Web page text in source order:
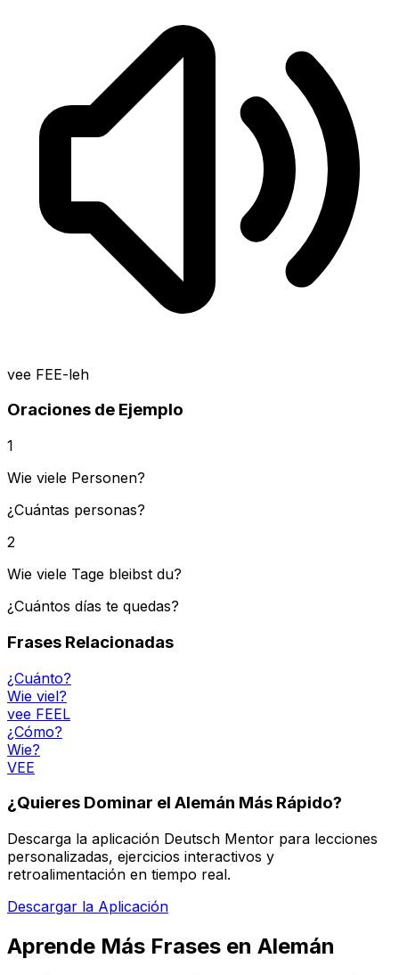
vee FEE-leh
Oraciones de Ejemplo
1
Wie viele Personen?
¿Cuántas personas?
2
Wie viele Tage bleibst du?
¿Cuántos días te quedas?
Frases Relacionadas
¿Cuánto?
Wie viel?
vee FEEL
¿Cómo?
Wie?
VEE
¿Quieres Dominar el Alemán Más Rápido?
Descarga la aplicación Deutsch Mentor para lecciones
personalizadas, ejercicios interactivos y
retroalimentación en tiempo real.
Descargar la Aplicación
Aprende Más Frases en Alemán